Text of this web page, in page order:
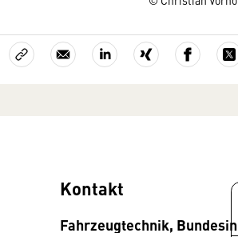
Kontakt
Fahrzeugtechnik,